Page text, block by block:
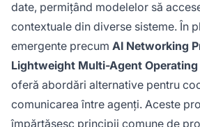
date, permițând modelelor să
contextuale din diverse sisteme. În
emergente precum AI Networking
Lightweight Multi-Agent Operating
oferă abordări alternative pentru
comunicarea între agenți. Aceste
împărtășesc principii comune de